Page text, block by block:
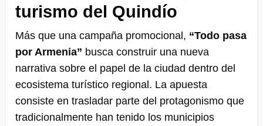
turismo del Quindío
Más que una campaña promocional, “Todo pasa
por Armenia” busca construir una nueva
narrativa sobre el papel de la ciudad dentro del
ecosistema turístico regional. La apuesta
consiste en trasladar parte del protagonismo que
tradicionalmente han tenido los municipios